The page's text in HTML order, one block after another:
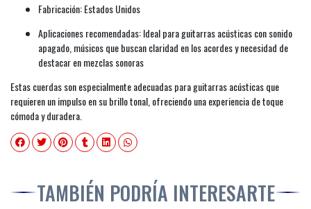
Fabricación: Estados Unidos
Aplicaciones recomendadas: Ideal para guitarras acústicas con sonido
apagado, músicos que buscan claridad en los acordes y necesidad de
destacar en mezclas sonoras
Estas cuerdas son especialmente adecuadas para guitarras acústicas que
requieren un impulso en su brillo tonal, ofreciendo una experiencia de toque
cómoda y duradera.
TAMBIÉN PODRÍA INTERESARTE